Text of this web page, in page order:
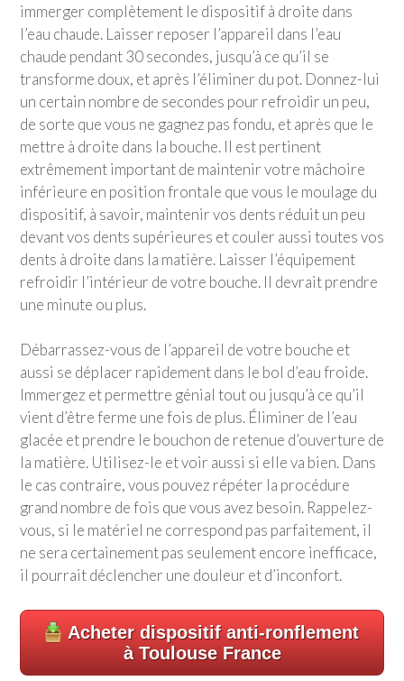
immerger complètement le dispositif à droite dans
l’eau chaude. Laisser reposer l’appareil dans l’eau
chaude pendant 30 secondes, jusqu’à ce qu’il se
transforme doux, et après l’éliminer du pot. Donnez-lui
un certain nombre de secondes pour refroidir un peu,
de sorte que vous ne gagnez pas fondu, et après que le
mettre à droite dans la bouche. Il est pertinent
extrêmement important de maintenir votre mâchoire
inférieure en position frontale que vous le moulage du
dispositif, à savoir, maintenir vos dents réduit un peu
devant vos dents supérieures et couler aussi toutes vos
dents à droite dans la matière. Laisser l’équipement
refroidir l’intérieur de votre bouche. Il devrait prendre
une minute ou plus.
Débarrassez-vous de l’appareil de votre bouche et
aussi se déplacer rapidement dans le bol d’eau froide.
Immergez et permettre génial tout ou jusqu’à ce qu’il
vient d’être ferme une fois de plus. Éliminer de l’eau
glacée et prendre le bouchon de retenue d’ouverture de
la matière. Utilisez-le et voir aussi si elle va bien. Dans
le cas contraire, vous pouvez répéter la procédure
grand nombre de fois que vous avez besoin. Rappelez-
vous, si le matériel ne correspond pas parfaitement, il
ne sera certainement pas seulement encore inefficace,
il pourrait déclencher une douleur et d’inconfort.
Acheter dispositif anti-ronflement
à Toulouse France